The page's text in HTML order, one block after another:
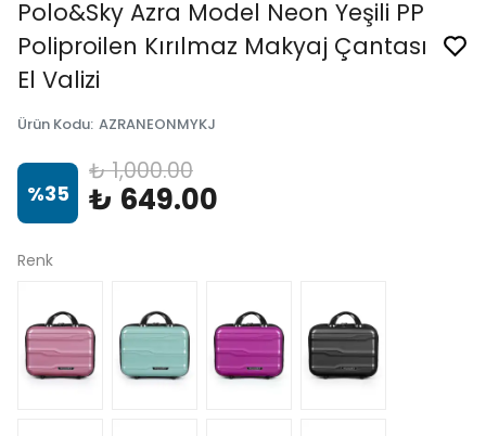
Polo&Sky Azra Model Neon Yeşili PP
Poliproilen Kırılmaz Makyaj Çantası
El Valizi
Ürün Kodu: AZRANEONMYKJ
%35
₺ 1,000.00
₺ 649.00
Renk